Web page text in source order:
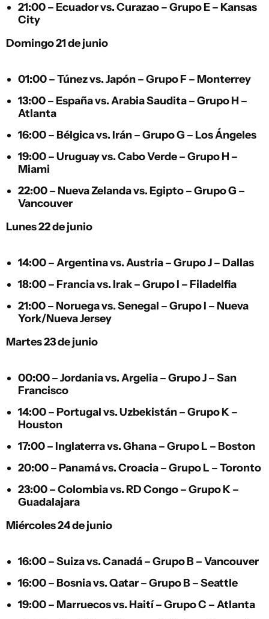
21:00 – Ecuadorvs.Curazao– Grupo E – Kansas
City
Domingo 21 de junio
01:00 –Túnezvs.Japón– Grupo F – Monterrey
13:00 – Españavs.Arabia Saudita– Grupo H –
Atlanta
16:00 – Bélgicavs. Irán– Grupo G – Los Ángeles
19:00 –Uruguayvs.Cabo Verde– Grupo H –
Miami
22:00 – Nueva Zelandavs. Egipto– Grupo G –
Vancouver
Lunes 22 de junio
14:00 –Argentinavs.Austria– Grupo J – Dallas
18:00 – Franciavs. Irak– Grupo I – Filadelfia
21:00 – Noruegavs.Senegal – Grupo I – Nueva
York/Nueva Jersey
Martes 23 de junio
00:00 –Jordaniavs.Argelia– Grupo J – San
Francisco
14:00 – Portugalvs.Uzbekistán– Grupo K –
Houston
17:00 – Inglaterravs.Ghana– Grupo L – Boston
20:00 – Panamávs.Croacia– Grupo L – Toronto
23:00 –Colombiavs.RD Congo– Grupo K –
Guadalajara
Miércoles 24 de junio
16:00 –Suizavs.Canadá– Grupo B – Vancouver
16:00 – Bosniavs.Qatar– Grupo B – Seattle
19:00 – Marruecosvs. Haití– Grupo C – Atlanta